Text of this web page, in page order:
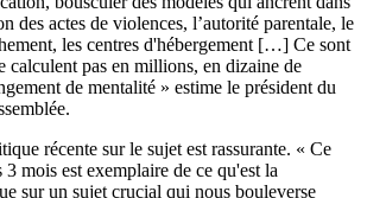
des actes de violences, l’autorité parentale, le
les centres d'hébergement […] Ce sont
calculent pas en millions, en dizaine de
de mentalité » estime le président du
récente sur le sujet est rassurante. « Ce
3 mois est exemplaire de ce qu'est la
sur un sujet crucial qui nous bouleverse